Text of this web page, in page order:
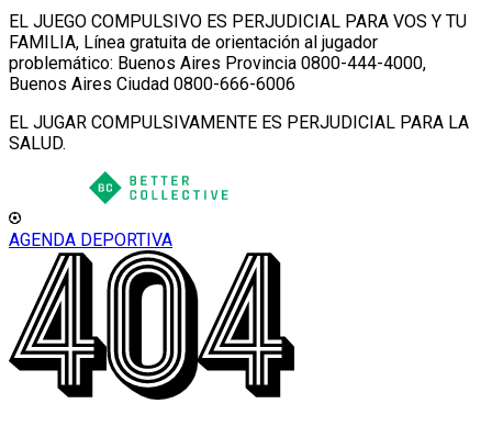
EL JUEGO COMPULSIVO ES PERJUDICIAL PARA VOS Y TU
FAMILIA, Línea gratuita de orientación al jugador
problemático: Buenos Aires Provincia 0800-444-4000,
Buenos Aires Ciudad 0800-666-6006
EL JUGAR COMPULSIVAMENTE ES PERJUDICIAL PARA LA
SALUD.
AGENDA DEPORTIVA